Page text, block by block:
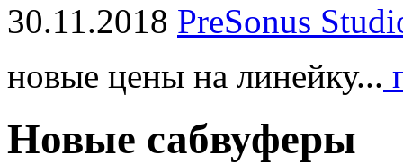
30.11.2018 PreSonus
новые цены на линейку...
Новые сабвуферы